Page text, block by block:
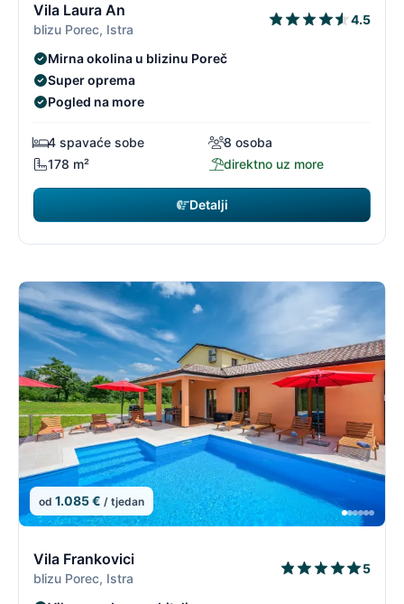
Vila Laura An
blizu Porec, Istra
4.5
Mirna okolina u blizinu Poreč
Super oprema
Pogled na more
4 spavaće sobe
8 osoba
178 m²
direktno uz more
Detalji
od 1.085 € / tjedan
Vila Frankovici
blizu Porec, Istra
5